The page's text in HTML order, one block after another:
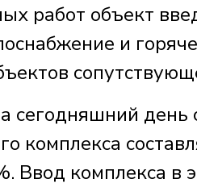
работ объект
и
сегодняшний день
комплекса
Ввод комплекса в